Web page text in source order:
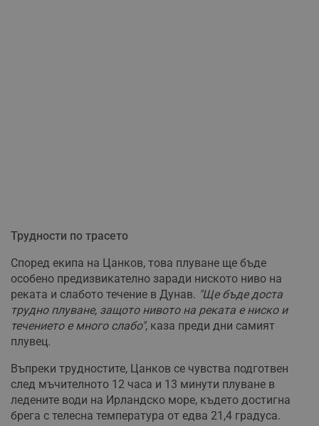
Трудности по трасето
Според екипа на Цанков, това плуване ще бъде
особено предизвикателно заради ниското ниво на
реката и слабото течение в Дунав. "Ще бъде доста
трудно плуване, защото нивото на реката е ниско и
течението е много слабо", каза преди дни самият
плувец.
Въпреки трудностите, Цанков се чувства подготвен
след мъчителното 12 часа и 13 минути плуване в
ледените води на Ирландско море, където достигна
брега с телесна температура от едва 21,4 градуса.